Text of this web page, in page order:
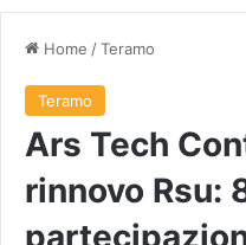
Home /Teramo
Teramo
Ars Tech
rinnovo Rsu: